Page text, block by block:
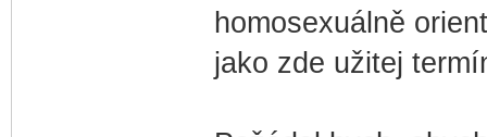
homosexuálně
jako zde užitej